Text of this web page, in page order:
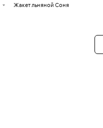
Жакет льняной Соня